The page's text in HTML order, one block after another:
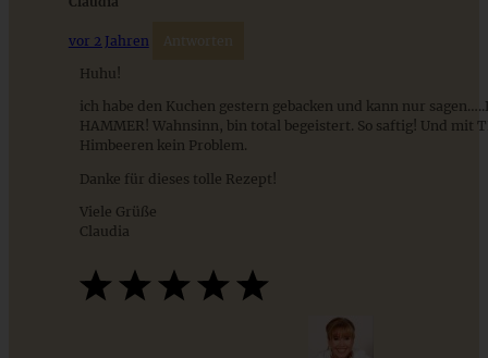
ZUM BEITRAG
Cremiges Lemon Posset - die einfachste Zitronencreme in
nur 10 Minuten
vor 2 Jahren Antworten
Huhu!
ich habe den Kuchen gestern gebacken und kann nur
HAMMER! Wahnsinn, bin total begeistert. So saftig! Und mit
Himbeeren kein Problem.
Danke für dieses tolle Rezept!
Viele Grüße
Claudia